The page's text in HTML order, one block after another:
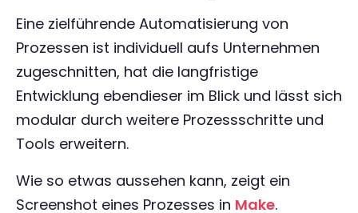
Eine zielführende Automatisierung von
Prozessen ist individuell aufs Unternehmen
zugeschnitten, hat die langfristige
Entwicklung ebendieser im Blick und lässt sich
modular durch weitere Prozessschritte und
Tools erweitern.
Wie so etwas aussehen kann, zeigt ein
Screenshot eines Prozesses in Make.